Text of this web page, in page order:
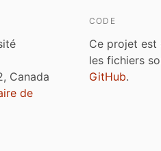
Canada
de
CODE
Ce projet est
les fichiers
GitHub.